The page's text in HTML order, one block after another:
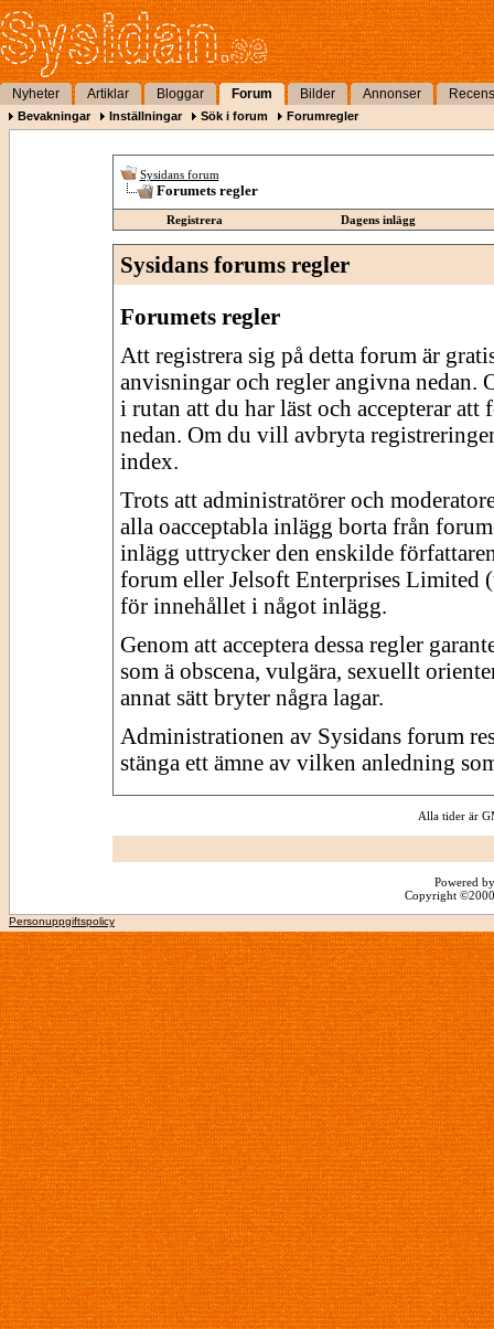
Nyheter Artiklar Bloggar Forum Bilder Annonser
Bevakningar Inställningar Sök i forum Forumregler
Sysidans forum
Forumets regler
Registrera Dagens inlägg
Sysidans forums regler
Forumets regler
Att registrera sig på detta forum är
anvisningar och regler angivna nedan.
i rutan att du har läst och accepterar
nedan. Om du vill avbryta
index.
Trots att administratörer och
alla oacceptabla inlägg borta från
inlägg uttrycker den enskilde
forum eller Jelsoft Enterprises Limited
för innehållet i något inlägg.
Genom att acceptera dessa regler
som ä obscena, vulgära, sexuellt
annat sätt bryter några lagar.
Administrationen av Sysidans forum
stänga ett ämne av vilken anledning
Alla tider är
Powered
Copyright
Personuppgiftspolicy